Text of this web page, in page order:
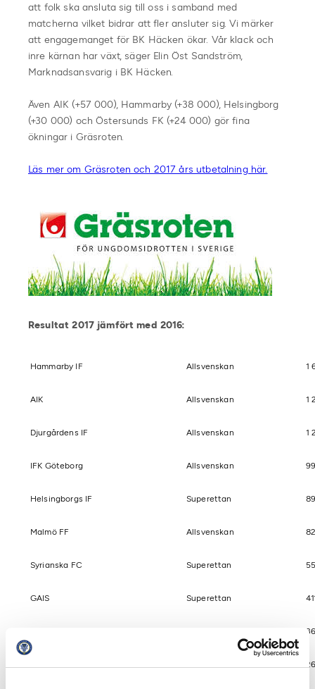
att folk ska ansluta sig till oss i samband med
matcherna vilket bidrar att fler ansluter sig. Vi märker
att engagemanget för BK Häcken ökar. Vår klack och
inre kärnan har växt, säger Elin Öst Sandström,
Marknadsansvarig i BK Häcken.
Även AIK (+57 000), Hammarby (+38 000), Helsingborg
(+30 000) och Östersunds FK (+24 000) gör fina
ökningar i Gräsroten.
Läs mer om Gräsroten och 2017 års utbetalning här.
Resultat 2017 jämfört med 2016:
Hammarby IF Allsvenskan 1
AIK Allsvenskan 1
Djurgårdens IF Allsvenskan 1
IFK Göteborg Allsvenskan
Helsingborgs IF Superettan
Malmö FF Allsvenskan
Syrianska FC Superettan
GAIS Superettan